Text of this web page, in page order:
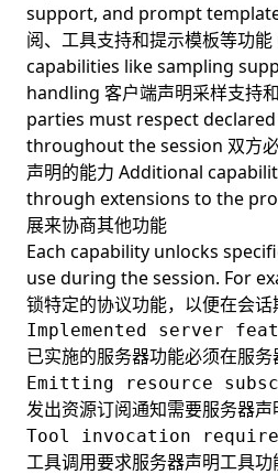
support, and prompt
阅、工具支持和提示模板等功
capabilities like sampling
handling 客户端声明采样支持
parties must respect
throughout the session 双方
声明的能力 Additional
through extensions to the
展来协商其他功能
Each capability unlocks
use during the session. For
锁特定的协议功能，以便在会话
Implemented server
已实施的服务器功能必须在服
Emitting resource
发出资源订阅通知需要服务器声
Tool invocation
工具调用要求服务器声明工具功